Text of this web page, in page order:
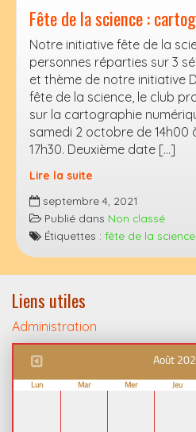
Fête de la science :
Notre initiative fête de la
personnes réparties sur 3
et thème de notre initiative
fête de la science, le club
sur la cartographie
samedi 2 octobre de 14h00
17h30. Deuxième date […]
Lire la suite
de
la
science
:
cartographie
numérique
septembre 4, 2021
Publié dans Non classé
Étiquettes : fête de la science
Liens utiles
Administration
Août
Lun Mar Mer Jeu